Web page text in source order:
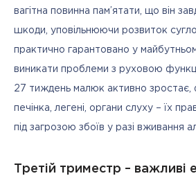
вагітна повинна пам’ятати, що він
шкоди, уповільнюючи розвиток
практично гарантовано у
виникати проблеми з руховою
27 тиждень малюк активно
печінка, легені, органи слуху – їх
під загрозою збоїв у разі вживання
Третій триместр – важливі